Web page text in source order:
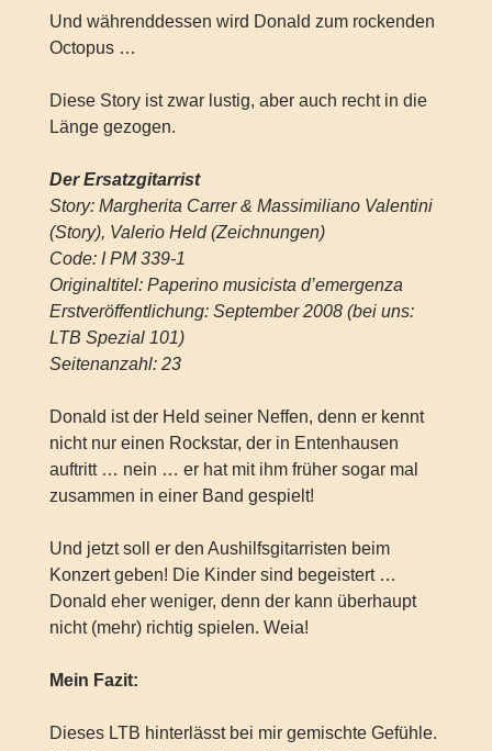
Und währenddessen wird Donald zum rockenden
Octopus …
Diese Story ist zwar lustig, aber auch recht in die
Länge gezogen.
Der Ersatzgitarrist
Story: Margherita Carrer & Massimiliano Valentini
(Story), Valerio Held (Zeichnungen)
Code: I PM 339-1
Originaltitel: Paperino musicista d’emergenza
Erstveröffentlichung: September 2008 (bei uns:
LTB Spezial 101)
Seitenanzahl: 23
Donald ist der Held seiner Neffen, denn er kennt
nicht nur einen Rockstar, der in Entenhausen
auftritt … nein … er hat mit ihm früher sogar mal
zusammen in einer Band gespielt!
Und jetzt soll er den Aushilfsgitarristen beim
Konzert geben! Die Kinder sind begeistert …
Donald eher weniger, denn der kann überhaupt
nicht (mehr) richtig spielen. Weia!
Mein Fazit:
Dieses LTB hinterlässt bei mir gemischte Gefühle.